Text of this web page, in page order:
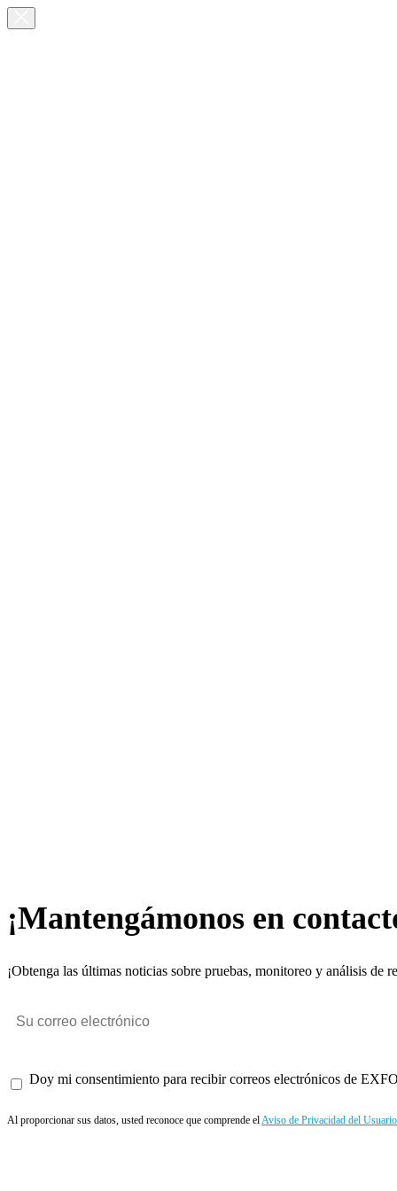
¡Mantengámonos en
¡Obtenga las últimas noticias sobre pruebas, monitoreo y análisis de
Doy mi consentimiento para recibir correos electrónicos de
Al proporcionar sus datos, usted reconoce que comprende elAviso de Privacidad del Usuario